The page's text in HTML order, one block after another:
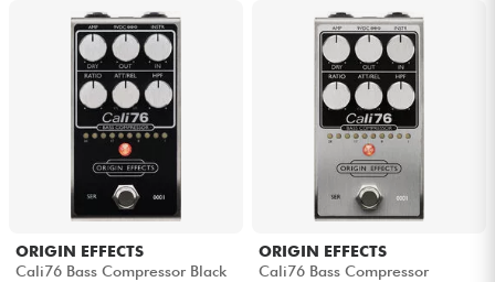
Home Studio
Casques
Micros & HF
ORIGIN EFFECTS
Cali76 Bass Compressor Black
ORIGIN EFFECTS
Cali76 Bass Compressor